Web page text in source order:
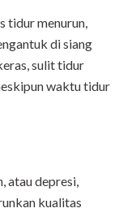
tidur menurun,
di siang
sulit tidur
waktu tidur
atau depresi,
kualitas